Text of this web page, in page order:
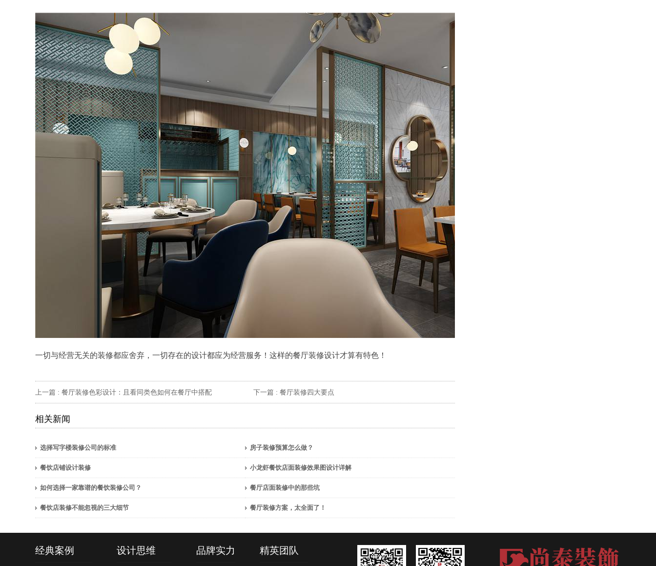
一切与经营无关的装修都应舍弃，一切存在的设计都应为经营服务！这样的餐厅装修设计才算有特色！
上一篇 : 餐厅装修色彩设计：且看同类色如何在餐厅中搭配 下一篇 :餐厅装修四大要点
相关新闻
选择写字楼装修公司的标准 房子装修预算怎么做？
餐饮店铺设计装修 小龙虾餐饮店面装修效果图设计详解
如何选择一家靠谱的餐饮装修公司？ 餐厅店面装修中的那些坑
餐饮店装修不能忽视的三大细节 餐厅装修方案，太全面了！
经典案例 设计思维 品牌实力 精英团队